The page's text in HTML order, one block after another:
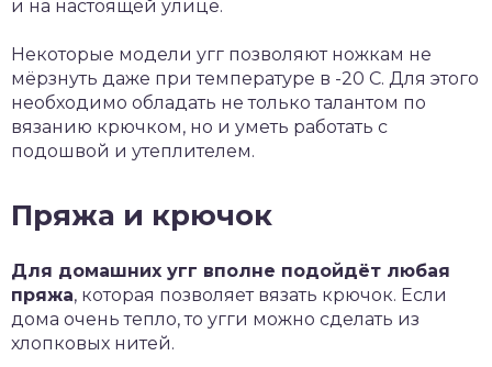
и на настоящей улице.
Некоторые модели угг позволяют ножкам не
мёрзнуть даже при температуре в -20 С. Для этого
необходимо обладать не только талантом по
вязанию крючком, но и уметь работать с
подошвой и утеплителем.
Пряжа и крючок
Для домашних угг вполне подойдёт любая
пряжа, которая позволяет вязать крючок. Если
дома очень тепло, то угги можно сделать из
хлопковых нитей.